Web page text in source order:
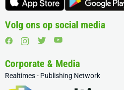
Volg ons op social media
Corporate & Media
Realtimes - Publishing Network